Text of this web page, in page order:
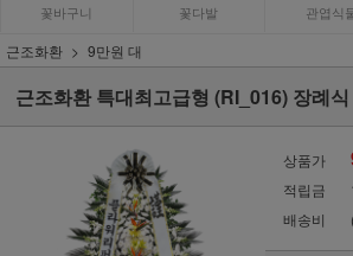
꽃바구니 꽃다발 관엽식
근조화환 9만원 대
근조화환 특대최고급형 (RI_016) 장례
상품가
적립금
배송비